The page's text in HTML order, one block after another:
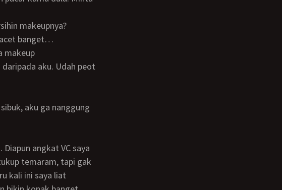
makeupnya?
banget…
makeup
temaram, tapi gak
kali ini saya liat